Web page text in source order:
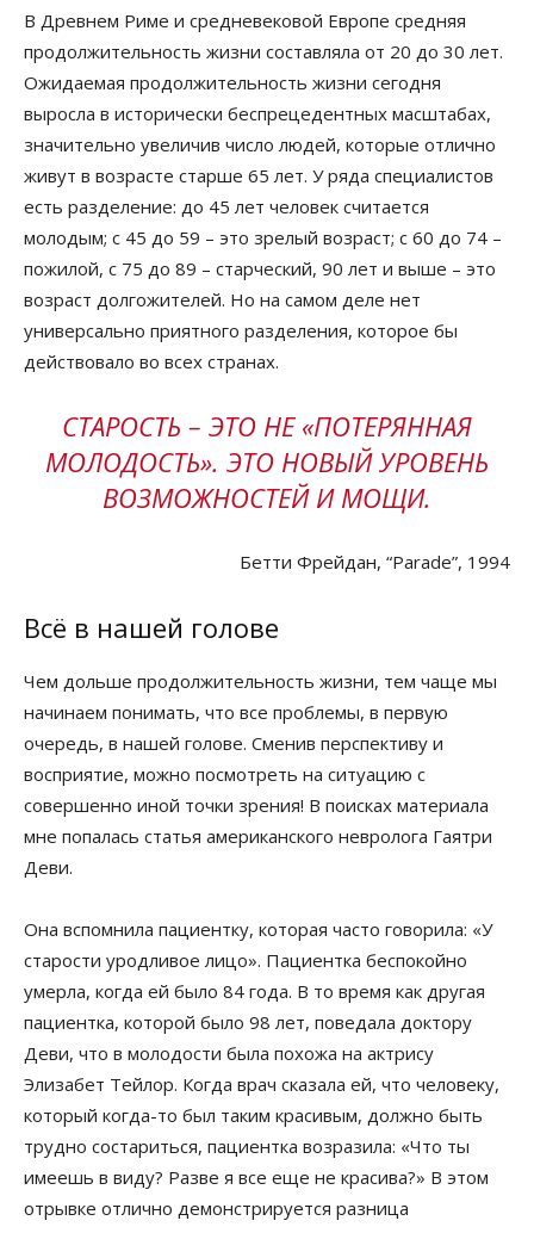
В Древнем Риме и средневековой Европе средняя
продолжительность жизни составляла от 20 до 30 лет.
Ожидаемая продолжительность жизни сегодня
выросла в исторически беспрецедентных масштабах,
значительно увеличив число людей, которые отлично
живут в возрасте старше 65 лет. У ряда специалистов
есть разделение: до 45 лет человек считается
молодым; с 45 до 59 – это зрелый возраст; с 60 до 74 –
пожилой, с 75 до 89 – старческий, 90 лет и выше – это
возраст долгожителей. Но на самом деле нет
универсально приятного разделения, которое бы
действовало во всех странах.
СТАРОСТЬ – ЭТО НЕ «ПОТЕРЯННАЯ
МОЛОДОСТЬ». ЭТО НОВЫЙ УРОВЕНЬ
ВОЗМОЖНОСТЕЙ И МОЩИ.
Бетти Фрейдан, “Parade”, 1994
Всё в нашей голове
Чем дольше продолжительность жизни, тем чаще мы
начинаем понимать, что все проблемы, в первую
очередь, в нашей голове. Сменив перспективу и
восприятие, можно посмотреть на ситуацию с
совершенно иной точки зрения! В поисках материала
мне попалась статья американского невролога Гаятри
Деви.
Она вспомнила пациентку, которая часто говорила: «У
старости уродливое лицо». Пациентка беспокойно
умерла, когда ей было 84 года. В то время как другая
пациентка, которой было 98 лет, поведала доктору
Деви, что в молодости была похожа на актрису
Элизабет Тейлор. Когда врач сказала ей, что человеку,
который когда-то был таким красивым, должно быть
трудно состариться, пациентка возразила: «Что ты
имеешь в виду? Разве я все еще не красива?» В этом
отрывке отлично демонстрируется разница